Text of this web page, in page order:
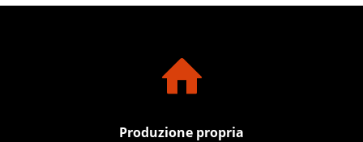
Produzione propria